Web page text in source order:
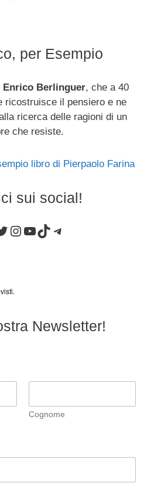
per Esempio
Enrico Berlinguer, che a 40
ricostruisce il pensiero e ne
ricerca delle ragioni di un
che resiste.
sui social!
Instagram
YouTube
TikTokTelegram
Newsletter!
Cognome